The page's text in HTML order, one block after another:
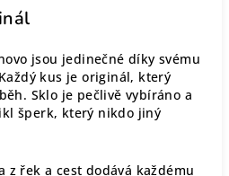
jsou jedinečné díky svému
kus je originál, který
Sklo je pečlivě vybíráno a
šperk, který nikdo jiný
z řek a cest dodává každému